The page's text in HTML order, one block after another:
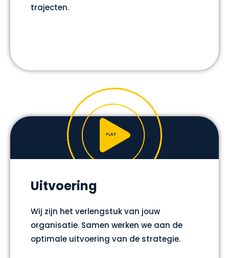
trajecten.
Uitvoering
Wij zijn het verlengstuk van jouw
organisatie. Samen werken we aan de
optimale uitvoering van de strategie.